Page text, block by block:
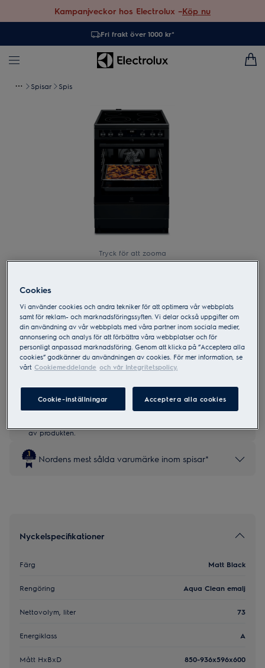
Kampanjveckor hos Electrolux –Köp nu
Fri frakt över 1000 kr*
Spisar Spis
Tryck för att zooma
600 SteamBake HighLight-Häll 60
cm Aqua Clean rengöring
0 (0)
Säkerhetsinstruktioner och säkerhetsvarningar enligt EU-
av produkten.
Nordens mest sålda varumärke inom spisar*
Nyckelspecifikationer
Färg Matt Black
Rengöring Aqua Clean emalj
Nettovolym, liter 73
Energiklass A
Mått HxBxD 850-936x596x600
Cookies
Vi använder cookies och andra tekniker för att optimera vår webbplats
samt för reklam- och marknadsföringssyften. Vi delar också uppgifter om
din användning av vår webbplats med våra partner inom sociala medier,
annonsering och analys för att förbättra våra webbplatser och för
personligt anpassad marknadsföring. Genom att klicka på ”Acceptera alla
cookies” godkänner du användningen av cookies. För mer information, se
vårt Cookiemeddelande och vår Integritetspolicy.
Cookie-inställningar Acceptera alla cookies